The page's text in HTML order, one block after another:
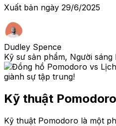
Xuất bản ngày 29/6/2025
Dudley Spence
Kỹ sư sản phẩm, Người sáng
Kỹ thuật
Kỹ thuật Pomodoro là một